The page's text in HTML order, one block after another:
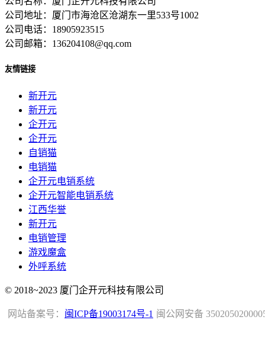
公司地址：厦门市海沧区沧湖东一里533号1002
公司电话：18905923515
公司邮箱：136204108@qq.com
友情链接
新开元
新开元
企开元
企开元
自销猫
电销猫
企开元电销系统
企开元智能电销系统
江西华誉
新开元
电销管理
游戏魔盒
外呼系统
© 2018~2023 厦门企开元科技有限公司
闽公网安备
网站备案号： 闽ICP备19003174号-1